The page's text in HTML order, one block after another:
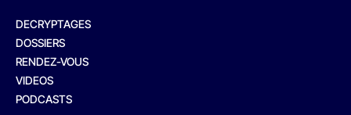
DECRYPTAGES
DOSSIERS
RENDEZ-VOUS
VIDEOS
PODCASTS